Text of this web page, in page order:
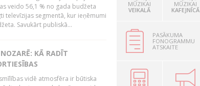
veido 56,1 % no gada budžeta
televīzijas segmentā, kur ieņēmumi
Savukārt publiskā...
KĀ RADĪT
vidē atmosfēra ir būtiska
MŪZIKAI
VEIKALĀ
MŪZIKAI
KAFEJNĪCĀ
PASĀKUMA
FONOGRAMMU
ATSKAITE